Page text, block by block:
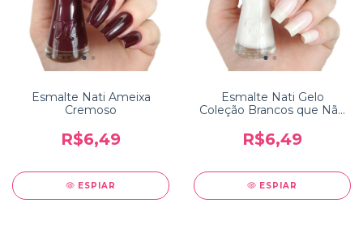
Esmalte Nati Ameixa
Cremoso
R$6,49
ESPIAR
Esmalte Nati Gelo
Coleção Brancos que Não
R$6,49
ESPIAR